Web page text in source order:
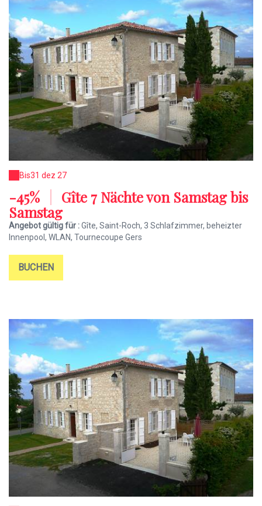
Bis31 dez 27
-45%
Gîte 7 Nächte von Samstag bis
Samstag
Angebot gültig für :Gîte, Saint-Roch, 3 Schlafzimmer, beheizter
Innenpool, WLAN, Tournecoupe Gers
BUCHEN